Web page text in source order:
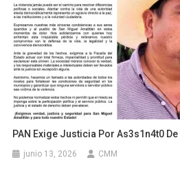
PAN Exige Justicia Por As3s1n4t0
junio 13, 2026 CMM